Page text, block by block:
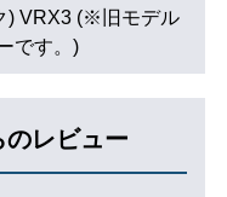
) VRX3 (※旧モデル
です。)
のレビュー